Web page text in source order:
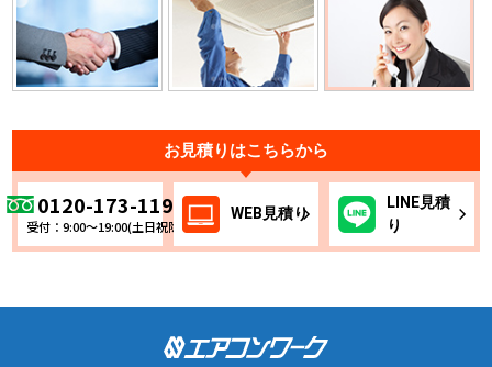
お見積りはこちらから
0120-173-119
受付：9:00～19:00(土日祝除く)
WEB見積り
LINE見積
り